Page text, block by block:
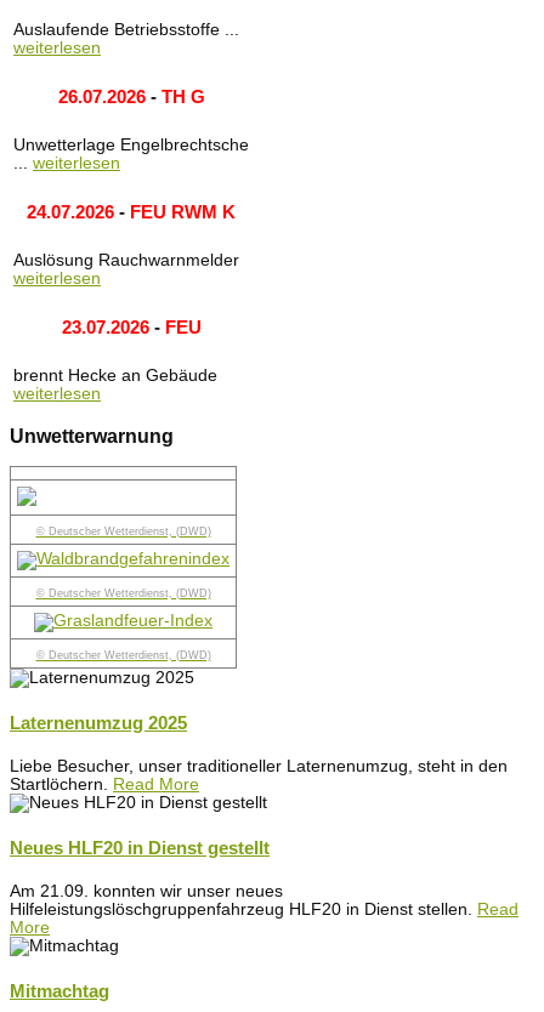
Auslaufende Betriebsstoffe ...
weiterlesen
26.07.2026- TH G
Unwetterlage Engelbrechtsche
... weiterlesen
24.07.2026 - FEU RWM K
Auslösung Rauchwarnmelder
weiterlesen
23.07.2026- FEU
brennt Hecke an Gebäude
weiterlesen
Unwetterwarnung
© Deutscher Wetterdienst, (DWD)
© Deutscher Wetterdienst, (DWD)
© Deutscher Wetterdienst, (DWD)
Laternenumzug 2025
Liebe Besucher, unser traditioneller Laternenumzug, steht in den
Startlöchern. Read More
Neues HLF20 in Dienst gestellt
Am 21.09. konnten wir unser neues
Hilfeleistungslöschgruppenfahrzeug HLF20 in Dienst stellen. Read
More
Mitmachtag